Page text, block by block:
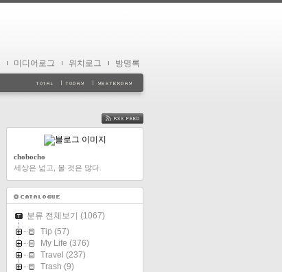
미디어로그 위치로그 방명록
FEED
chobocho
세상은 넓고, 볼 것은 많다.
분류 전체보기 (1067)
Tip (57)
My Life (376)
Travel (237)
Trash (9)